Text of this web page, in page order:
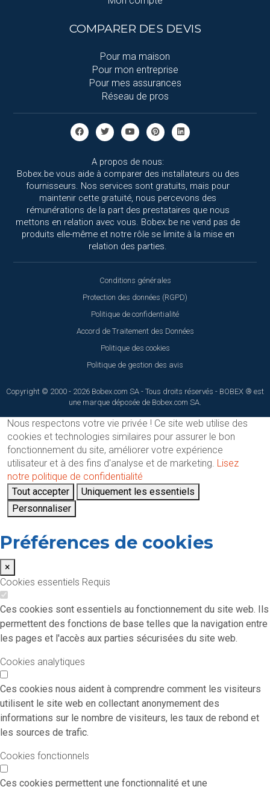
COMPARER DES DEVIS
Pour ma maison
Pour mon entreprise
Pour mes assurances
Réseau de pros
A propos de nous:
Bobex.be vous aide à comparer des installateurs ou des
fournisseurs. Nos services sont gratuits, mais pour
maintenir cette gratuité, nous percevons des
rémunérations de la part des prestataires que nous
mettons en relation avec vous. Bobex.be ne vend pas de
produits elle-même et notre rôle se limite à la mise en
relation des parties.
Conditions générales
Protection des données (RGPD)
Politique de confidentialité
Accord de Traitement des Données
Politique des cookies
Politique de gestion des avis
Copyright © 2000 - 2026 Bobex.com SA - Tous droits réservés - BOBEX ® est
une marque déposée de Bobex.com SA.
Nous respectons votre vie privée ! Ce site web utilise des
cookies et technologies similaires pour assurer le bon
fonctionnement du site, améliorer votre expérience
utilisateur et à des fins d'analyse et de marketing. Lisez
notre politique de confidentialité
Tout accepter
Uniquement les essentiels
Personnaliser
Préférences de cookies
×
Cookies essentiels Requis
Ces cookies sont essentiels au fonctionnement du site web. Ils
permettent des fonctions de base telles que la navigation entre
les pages et l'accès aux parties sécurisées du site web.
Cookies analytiques
Ces cookies nous aident à comprendre comment les visiteurs
utilisent le site web en collectant anonymement des
informations sur le nombre de visiteurs, les taux de rebond et
les sources de trafic.
Cookies fonctionnels
Ces cookies permettent une fonctionnalité et une